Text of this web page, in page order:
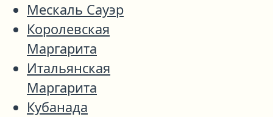
Мескаль Сауэр
Королевская
Маргарита
Итальянская
Маргарита
Кубанада